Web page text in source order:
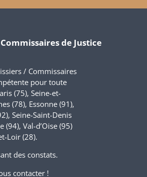
de Justice
/ Commissaires
pour toute
(75), Seine-et-
(78), Essonne (91),
Seine-Saint-Denis
(94), Val-d’Oise (95)
Loir (28).
des constats.
contacter !